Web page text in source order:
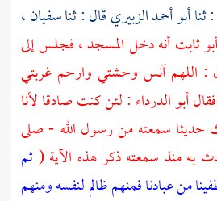
أبو أحمد الزبيريقال : ثناسفيان ،
أبو ثابتأنه دخل المسجد ، فجلس إلى
: اللهم آنس وحشتي وارحم غربتي
أبو الدرداء : لئن كنت صادقا لأنا
سمعته من رسول الله - صلى
به منذ سمعته ذكر هذه الآية (ثم
من عبادنا فمنهم ظالم لنفسه ومنهم